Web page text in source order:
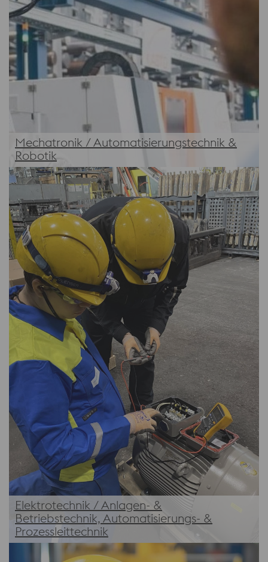
Mechatronik / Automatisierungstechnik &
Robotik
Elektrotechnik / Anlagen- &
Betriebstechnik, Automatisierungs- &
Prozessleittechnik